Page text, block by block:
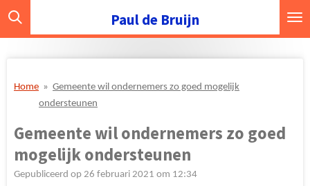
Ga
Paul de Bruijn
Home » Gemeente wil ondernemers zo goed mogelijk
ondersteunen
Gemeente wil ondernemers zo goed
mogelijk ondersteunen
Gepubliceerd op 26 februari 2021 om 12:34